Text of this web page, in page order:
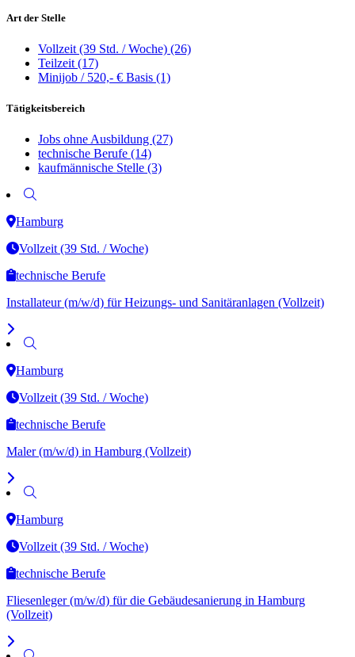
Art der Stelle
Vollzeit (39 Std. / Woche) (26)
Teilzeit (17)
Minijob / 520,- € Basis (1)
Tätigkeitsbereich
Jobs ohne Ausbildung (27)
technische Berufe (14)
kaufmännische Stelle (3)
Hamburg
Vollzeit (39 Std. / Woche)
technische Berufe
Installateur (m/w/d) für Heizungs- und Sanitäranlagen (Vollzeit)
Hamburg
Vollzeit (39 Std. / Woche)
technische Berufe
Maler (m/w/d) in Hamburg (Vollzeit)
Hamburg
Vollzeit (39 Std. / Woche)
technische Berufe
Fliesenleger (m/w/d) für die Gebäudesanierung in Hamburg
(Vollzeit)